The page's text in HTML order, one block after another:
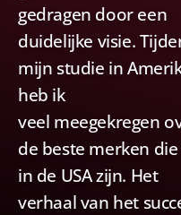
gedragen door een
duidelijke visie.
mijn studie in
heb ik
veel meegekregen
de beste merken
in de USA zijn. Het
verhaal van het